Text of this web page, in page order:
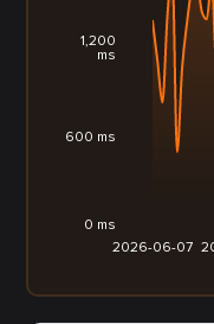
2026-06-07
0 ms
600 ms
1,200
ms